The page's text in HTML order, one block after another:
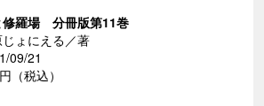
修羅場 分冊版第11巻
ょにえる／著
09/21
（税込）